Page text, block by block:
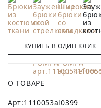
КУПИТЬ В ОДИН КЛИК
О ТОВАРЕ
Арт:1110053al0399